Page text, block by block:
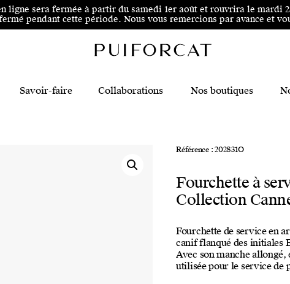
au pied de page
ligne sera fermée à partir du samedi 1er août et rouvrira le mardi
pendant cette période. Nous vous remercions par avance et
Savoir-faire Collaborations Nos boutiques
Référence : 202831O
Fourchette à
Collection
Fourchette de service en
canif flanqué des initiales
Avec son manche
utilisée pour le service de